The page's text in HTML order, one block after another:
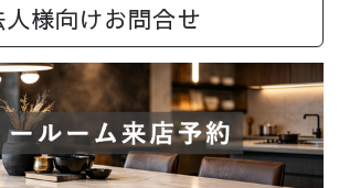
人様向けお問合せ